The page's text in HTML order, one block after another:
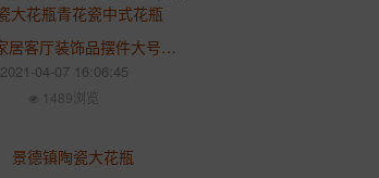
景德镇家居客厅装饰品摆件大号落地陶瓷大花瓶青花瓷中式花瓶
2021-04-07 16:06:45
1489浏览